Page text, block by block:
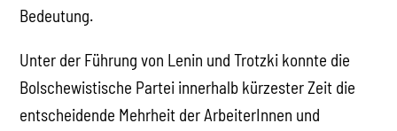
Bedeutung.
Unter der Führung von Lenin und Trotzki konnte die
Bolschewistische Partei innerhalb kürzester Zeit die
entscheidende Mehrheit der ArbeiterInnen und